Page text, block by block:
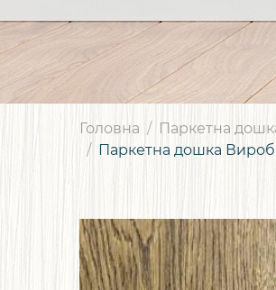
Головна Паркетна
Паркетна дошка